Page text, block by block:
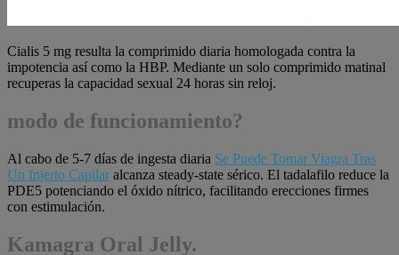
Cialis 5 mg resulta la comprimido diaria homologada contra la
impotencia así como la HBP. Mediante un solo comprimido matinal
recuperas la capacidad sexual 24 horas sin reloj.
modo de funcionamiento?
Al cabo de 5-7 días de ingesta diaria Se Puede Tomar Viagra Tras
Un Injerto Capilar alcanza steady-state sérico. El tadalafilo reduce la
PDE5 potenciando el óxido nítrico, facilitando erecciones firmes
con estimulación.
Kamagra Oral Jelly.